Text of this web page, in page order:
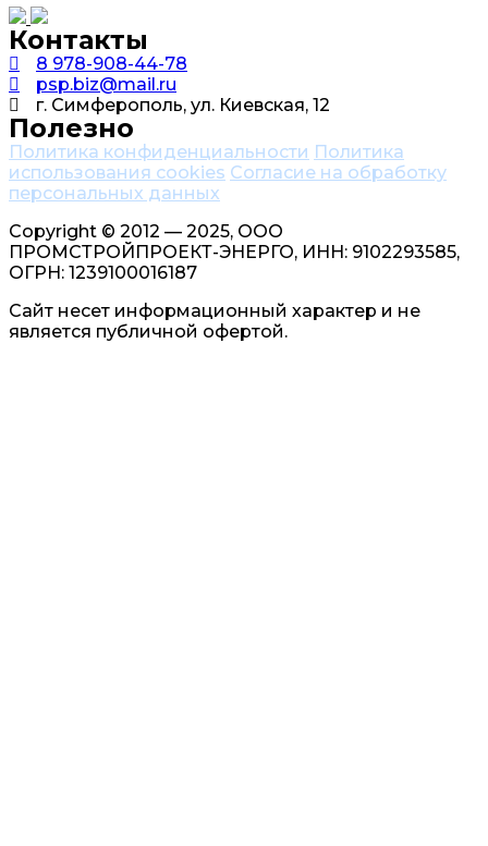
Контакты
8 978-908-44-78
psp.biz@mail.ru
г. Симферополь, ул. Киевская, 12
Полезно
Политика конфиденциальности Политика
использования cookies Согласие на обработку
персональных данных
Copyright © 2012 — 2025, ООО
ПРОМСТРОЙПРОЕКТ-ЭНЕРГО, ИНН: 9102293585,
ОГРН: 1239100016187
Сайт несет информационный характер и не
является публичной офертой.